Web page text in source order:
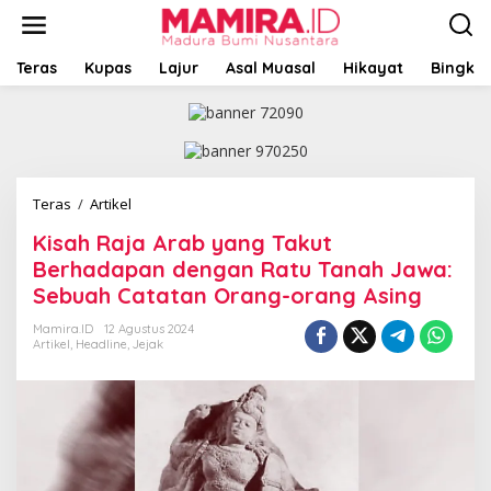
t
Teras Kupas Lajur Asal Muasal Hikayat Bingkai
Teras / Artikel
s
a
h
R
A
b
y
a
Kisah Raja Arab yang Takut
Berhadapan dengan Ratu Tanah Jawa:
Sebuah Catatan Orang-orang Asing
Mamira.ID
12 Agustus 2024
Artikel Headline Jejak